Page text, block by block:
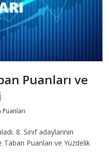
Puanları ve
8. Sınıf adaylarının
Puanları ve Yüzdelik